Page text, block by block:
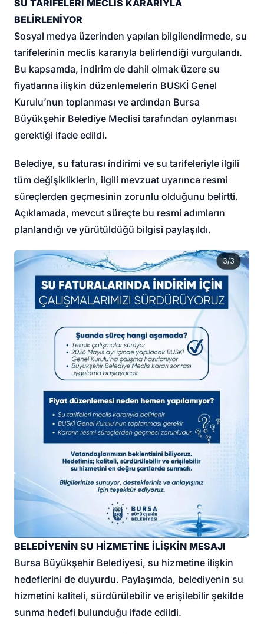
SU TARİFELERİ MECLİS KARARIYLA
BELİRLENİYOR
Sosyal medya üzerinden yapılan bilgilendirmede, su
tarifelerinin meclis kararıyla belirlendiği vurgulandı.
Bu kapsamda, indirim de dahil olmak üzere su
fiyatlarına ilişkin düzenlemelerin BUSKİ Genel
Kurulu’nun toplanması ve ardından Bursa
Büyükşehir Belediye Meclisi tarafından oylanması
gerektiği ifade edildi.
Belediye, su faturası indirimi ve su tarifeleriyle ilgili
tüm değişikliklerin, ilgili mevzuat uyarınca resmi
süreçlerden geçmesinin zorunlu olduğunu belirtti.
Açıklamada, mevcut süreçte bu resmi adımların
planlandığı ve yürütüldüğü bilgisi paylaşıldı.
BELEDİYENİN SU HİZMETİNE İLİŞKİN MESAJI
Bursa Büyükşehir Belediyesi, su hizmetine ilişkin
hedeflerini de duyurdu. Paylaşımda, belediyenin su
hizmetini kaliteli, sürdürülebilir ve erişilebilir şekilde
sunma hedefi bulunduğu ifade edildi.